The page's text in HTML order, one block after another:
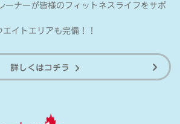
ーナーが皆様のフィットネスライフをサポ
イトエリアも完備！！
詳しくはコチラ